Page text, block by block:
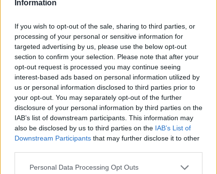
Information
If you wish to opt-out of the sale, sharing to third parties, or
processing of your personal or sensitive information for
targeted advertising by us, please use the below opt-out
section to confirm your selection. Please note that after your
opt-out request is processed you may continue seeing
interest-based ads based on personal information utilized by
us or personal information disclosed to third parties prior to
your opt-out. You may separately opt-out of the further
disclosure of your personal information by third parties on the
IAB’s list of downstream participants. This information may
also be disclosed by us to third parties on the IAB’s List of
Downstream Participants that may further disclose it to other
Personal Data Processing Opt Outs
nebo zápas sledovat na
www.czechicehockey.tv
Komentáře
TAGY HC Baník Příbram hokej Piráti Chomutov zápas